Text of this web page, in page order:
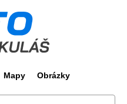
Mapy Obrázky